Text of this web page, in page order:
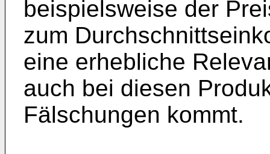
beispielsweise der
zum
eine erhebliche
auch bei diesen
Fälschungen kommt.